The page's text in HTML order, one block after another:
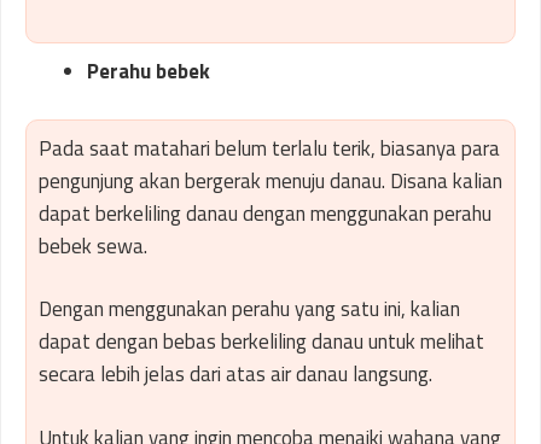
Perahu bebek
Pada saat matahari belum terlalu terik, biasanya para
pengunjung akan bergerak menuju danau. Disana kalian
dapat berkeliling danau dengan menggunakan perahu
bebek sewa.
Dengan menggunakan perahu yang satu ini, kalian
dapat dengan bebas berkeliling danau untuk melihat
secara lebih jelas dari atas air danau langsung.